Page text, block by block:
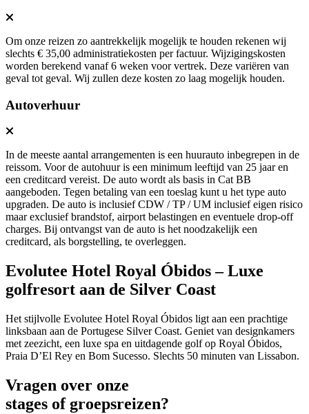
Om onze reizen zo aantrekkelijk mogelijk te houden rekenen wij
slechts € 35,00 administratiekosten per factuur. Wijzigingskosten
worden berekend vanaf 6 weken voor vertrek. Deze variëren van
geval tot geval. Wij zullen deze kosten zo laag mogelijk houden.
Autoverhuur
In de meeste aantal arrangementen is een huurauto inbegrepen in de
reissom. Voor de autohuur is een minimum leeftijd van 25 jaar en
een creditcard vereist. De auto wordt als basis in Cat BB
aangeboden. Tegen betaling van een toeslag kunt u het type auto
upgraden. De auto is inclusief CDW / TP / UM inclusief eigen risico
maar exclusief brandstof, airport belastingen en eventuele drop-off
charges. Bij ontvangst van de auto is het noodzakelijk een
creditcard, als borgstelling, te overleggen.
Evolutee Hotel Royal Óbidos – Luxe
golfresort aan de Silver Coast
Het stijlvolle Evolutee Hotel Royal Óbidos ligt aan een prachtige
linksbaan aan de Portugese Silver Coast. Geniet van designkamers
met zeezicht, een luxe spa en uitdagende golf op Royal Óbidos,
Praia D’El Rey en Bom Sucesso. Slechts 50 minuten van Lissabon.
Vragen over onze
stages of groepsreizen?